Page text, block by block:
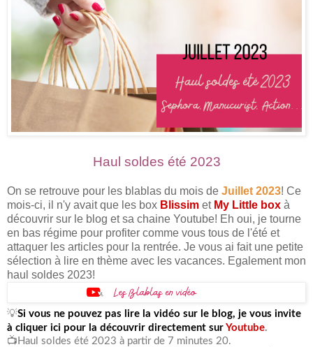
Haul soldes été 2023
On se retrouve pour les blablas du mois de Juillet 2023! Ce
mois-ci, il n'y avait que les box Blissim et My Little box à
découvrir sur le blog et sa chaine Youtube! Eh oui, je tourne
en bas régime pour profiter comme vous tous de l'été et
attaquer les articles pour la rentrée. Je vous ai fait une petite
sélection à lire en thème avec les vacances. Egalement mon
haul soldes 2023!
💡Si vous ne pouvez pas lire la vidéo sur le blog, je vous invite
à cliquer ici pour la découvrir directement sur Youtube.
📺Haul soldes été 2023 à partir de 7 minutes 20.